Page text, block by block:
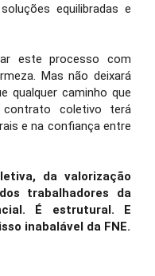
equilibradas e
este processo com
Mas não deixará
qualquer caminho que
coletivo terá
e na confiança entre
da valorização
trabalhadores da
É estrutural. E
inabalável da FNE.